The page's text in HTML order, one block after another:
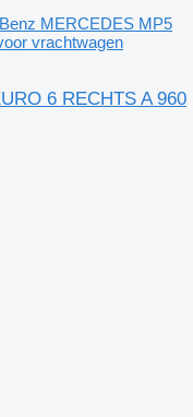
MERCEDES MP5
vrachtwagen
6 RECHTS A 960